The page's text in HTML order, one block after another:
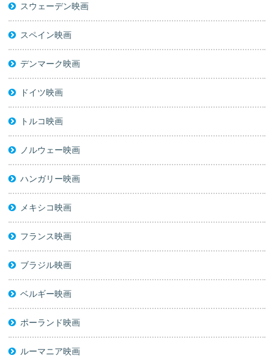
スウェーデン映画
スペイン映画
デンマーク映画
ドイツ映画
トルコ映画
ノルウェー映画
ハンガリー映画
メキシコ映画
フランス映画
ブラジル映画
ベルギー映画
ポーランド映画
ルーマニア映画